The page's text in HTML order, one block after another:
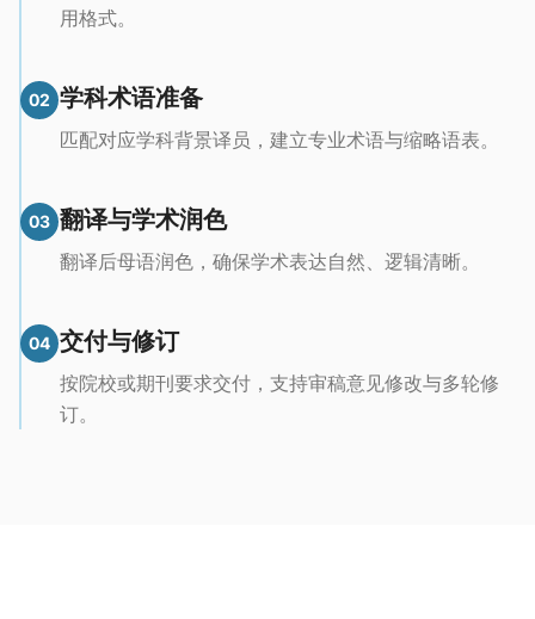
用格式。
02 学科术语准备
匹配对应学科背景译员，建立专业术语与缩略语表。
03 翻译与学术润色
翻译后母语润色，确保学术表达自然、逻辑清晰。
04 交付与修订
按院校或期刊要求交付，支持审稿意见修改与多轮修
订。